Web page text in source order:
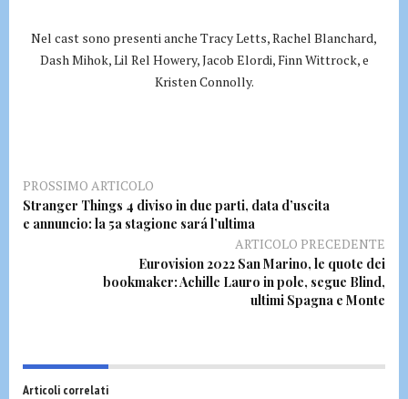
Nel cast sono presenti anche Tracy Letts, Rachel Blanchard,
Dash Mihok, Lil Rel Howery, Jacob Elordi, Finn Wittrock, e
Kristen Connolly.
PROSSIMO ARTICOLO
Stranger Things 4 diviso in due parti, data d’uscita
e annuncio: la 5a stagione sará l’ultima
ARTICOLO PRECEDENTE
Eurovision 2022 San Marino, le quote dei
bookmaker: Achille Lauro in pole, segue Blind,
ultimi Spagna e Monte
Articoli correlati